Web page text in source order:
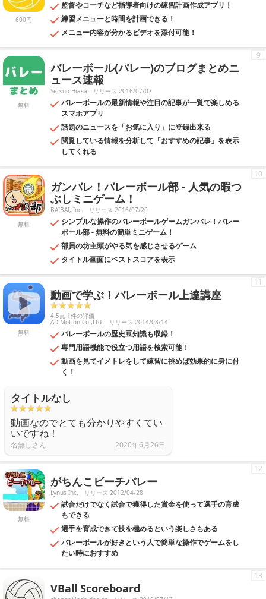
600円
監督やコーチなど指導者向けの練習計画作成アプリ！
練習メニューと時間を計画できる！
メニュー内容が分かるビデオを添付可能！
無料
バレーボール(バレー)のブログまとめニ
ュース速報
Setsuo Hiasa リリース 2016/07/07
バレーボールの最新情報や注目の記事が一覧で楽しめる
スマホアプリ
話題のニュースを「お気に入り」に登録出来る
閲覧している情報を分析して「おすすめの記事」を表示
してくれる
9
無料
ガンバレ！バレーボール部 - 人気の暇つ
ぶしミニゲーム！
BAIBAI, Inc. リリース 2016/07/20
シンプルな操作のバレーボールゲームガンバレ！バレー
ボール部 - 無料の簡単ミニゲーム！
部員の坊主頭がやる気を感じさせるゲーム
タイトル画面にベストスコアを表示
10
無料
動画で学ぶ！バレーボール上達講座
4.5点 1件の評価
AD Motion Co.,Ltd. リリース 2014/08/14
バレーボールの歴史豆知識も収録！
専門用語機能で役立つ用語を検索可能！
動画を見てイメトレをして練習に挑めば効果的に身に付
く！
11
タイトルなし
動画なのでとても分かりやすくてい
いですね！
名無しさん 2020年6月26日
無料
がちんこビーチバレー
Lynus Inc. リリース 2012/04/28
試合だけでなく試合で獲得した賞金を使って選手の育成
もできる
選手を育成できて技を極めるという楽しさもある
バレーボールが好きという人で簡単な操作でゲームをし
たい時におすすめ
12
VBall Scoreboard
13